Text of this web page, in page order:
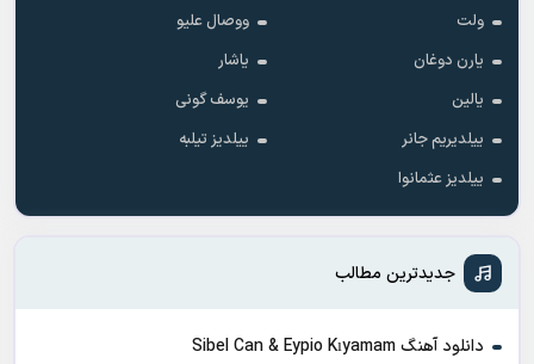
ولت
ووصال علیو
یارن دوغان
یاشار
یالین
یوسف گونی
ییلدیریم جانر
ییلدیز تیلبه
ییلدیز عثمانوا
جدیدترین مطالب
دانلود آهنگ Sibel Can & Eypio Kıyamam